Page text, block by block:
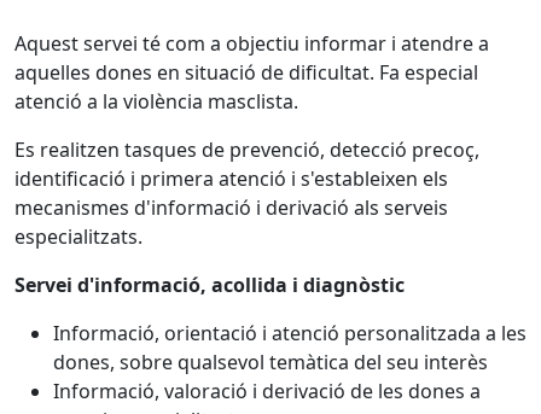
Aquest servei té com a objectiu informar i atendre a
aquelles dones en situació de dificultat. Fa especial
atenció a la violència masclista.
Es realitzen tasques de prevenció, detecció precoç,
identificació i primera atenció i s'estableixen els
mecanismes d'informació i derivació als serveis
especialitzats.
Servei d'informació, acollida i diagnòstic
Informació, orientació i atenció personalitzada a les
dones, sobre qualsevol temàtica del seu interès
Informació, valoració i derivació de les dones a